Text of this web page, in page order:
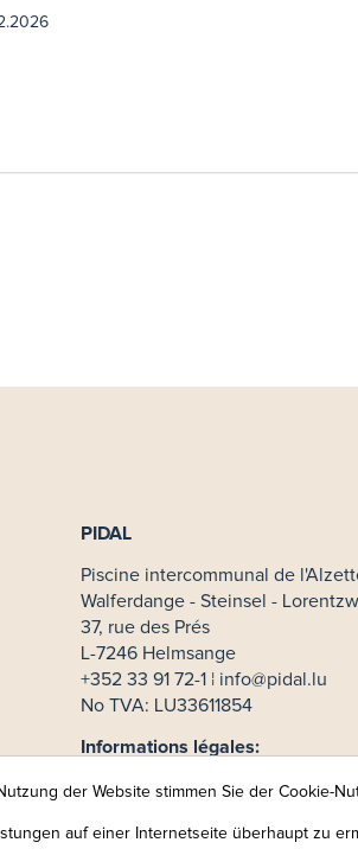
PIDAL
Piscine intercommunal de
Walferdange - Steinsel -
37, rue des Prés
L-7246 Helmsange
+352 33 91 72-1 ¦ info@pidal.lu
No TVA: LU33611854
Informations légales:
Mentions légales
Politique de confidentialité
der Website stimmen Sie der Cookie-
auf einer Internetseite überhaupt zu